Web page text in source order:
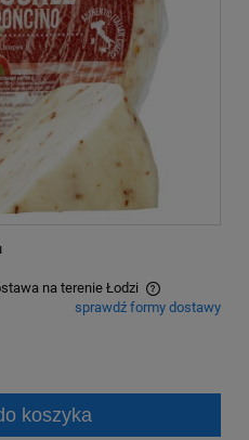
na terenie Łodzi
kosztów płatnościsprawdź formy dostawy
koszyka